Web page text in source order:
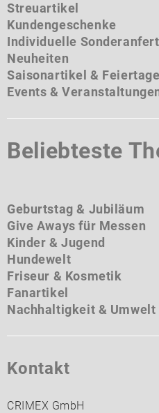
Streuartikel
Kundengeschenke
Individuelle
Neuheiten
Saisonartikel & Feiertage
Events &
Beliebteste
Geburtstag & Jubiläum
Give Aways für Messen
Kinder & Jugend
Hundewelt
Friseur & Kosmetik
Fanartikel
Nachhaltigkeit & Umwelt
Kontakt
CRIMEX GmbH